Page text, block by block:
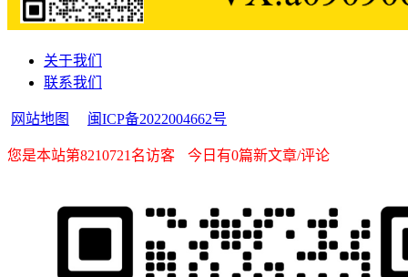
关于我们
联系我们
网站地图 闽ICP备2022004662号
您是本站第8210721名访客 今日有0篇新文章/评论